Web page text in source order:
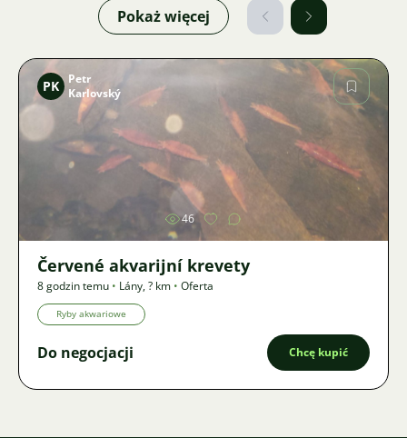
Pokaż więcej
Zdjęcie
PK
Petr
Karlovský
46
Červené akvarijní krevety
8 godzin temu • Lány,? km • Oferta
Ryby akwariowe
Do negocjacji Chcę kupić